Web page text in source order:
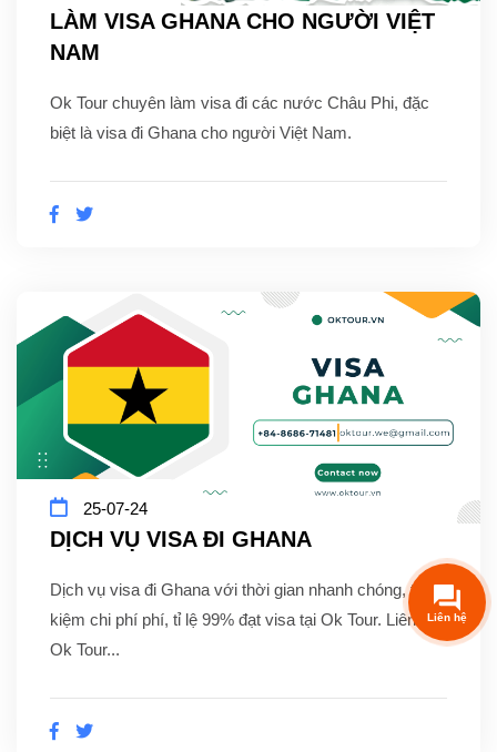
LÀM VISA GHANA CHO NGƯỜI VIỆT
NAM
Ok Tour chuyên làm visa đi các nước Châu Phi, đặc
biệt là visa đi Ghana cho người Việt Nam.
25-07-24
DỊCH VỤ VISA ĐI GHANA
Dịch vụ visa đi Ghana với thời gian nhanh chóng, tiết
kiệm chi phí phí, tỉ lệ 99% đạt visa tại Ok Tour. Liên hệ
Ok Tour...